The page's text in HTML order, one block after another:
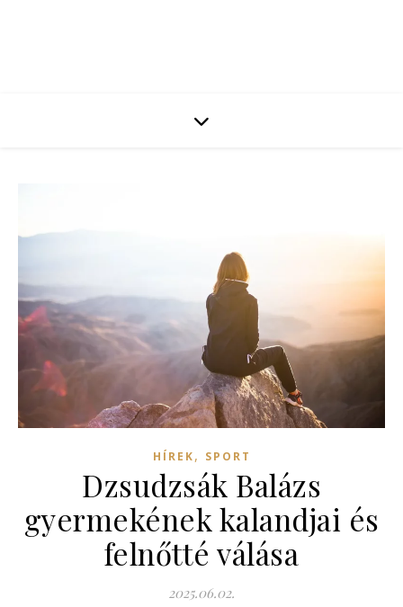
HÍREK, SPORT
Dzsudzsák Balázs
gyermekének kalandjai és
felnőtté válása
2025.06.02.